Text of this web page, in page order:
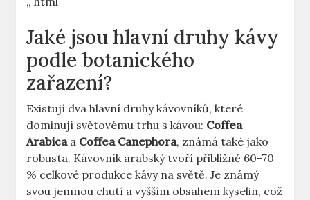
Jaké jsou hlavní druhy kávy
podle botanického
zařazení?
Existují dva hlavní druhy kávovníků, které
dominují světovému trhu s kávou: Coffea
Arabicaa Coffea Canephora, známá také jako
robusta. Kávovník arabský tvoří přibližně 60-70
% celkové produkce kávy na světě. Je známý
svou jemnou chutí a vyšším obsahem kyselin, což